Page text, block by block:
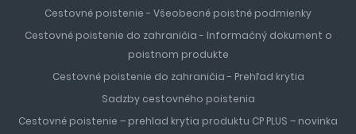
Cestovné poistenie - Všeobecné poistné podmienky
Cestovné poistenie do zahraničia - Informačný dokument o
poistnom produkte
Cestovné poistenie do zahraničia - Prehľad krytia
Sadzby cestovného poistenia
Cestovné poistenie – prehlad krytia produktu CP PLUS – novinka